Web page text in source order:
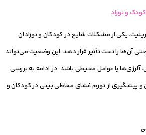
یکی از مشکلات شایع در کودکان و نوزادان
آن‌ها را تحت تأثیر قرار دهد. این وضعیت می‌تواند
یا عوامل محیطی باشد. در ادامه به بررسی
و پیشگیری از تورم غشای مخاطی بینی در کودکان و